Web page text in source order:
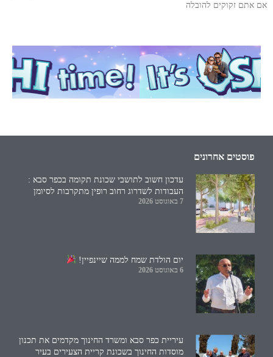
אם אתם זקוקים להובלה
פוסטים אחרונים
עדכון חשוב לתושבי שכונת תקומה בכפר סבא :
העבודות לשדרוג רחוב רופין מתקרבות לסיומן
7 באוגוסט 2026
יום הולדת שמח לממה שיינפיין!
6 באוגוסט 2026
עיריית כפר סבא ומשרד החינוך מקדמים את תכנון
מוסדות החינוך בשכונת קריית הצעירים בעיר